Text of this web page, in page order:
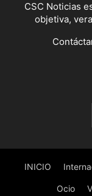
CSC Noticias
objetiva,
INICIO
Ocio